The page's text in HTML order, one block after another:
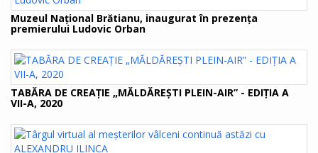
Muzeul Național Brătianu, inaugurat în prezența
premierului Ludovic Orban
TABĂRA DE CREAȚIE „MĂLDĂREȘTI PLEIN-AIR” - EDIȚIA A
VII-A, 2020